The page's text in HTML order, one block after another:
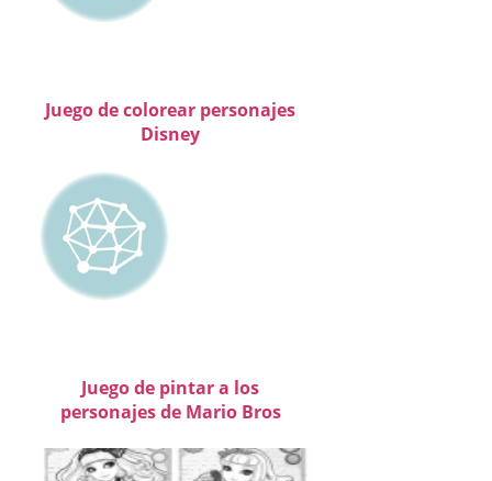
Juego de colorear personajes
Disney
Juego de pintar a los
personajes de Mario Bros